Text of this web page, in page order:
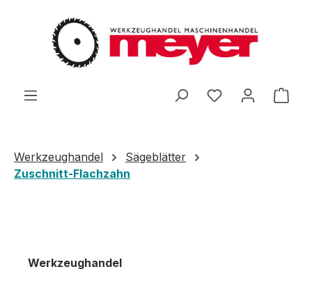
Zum Hauptinhalt springen
Du hast 0
Werkzeughandel
Sägeblätter
Zuschnitt-Flachzahn
Werkzeughandel